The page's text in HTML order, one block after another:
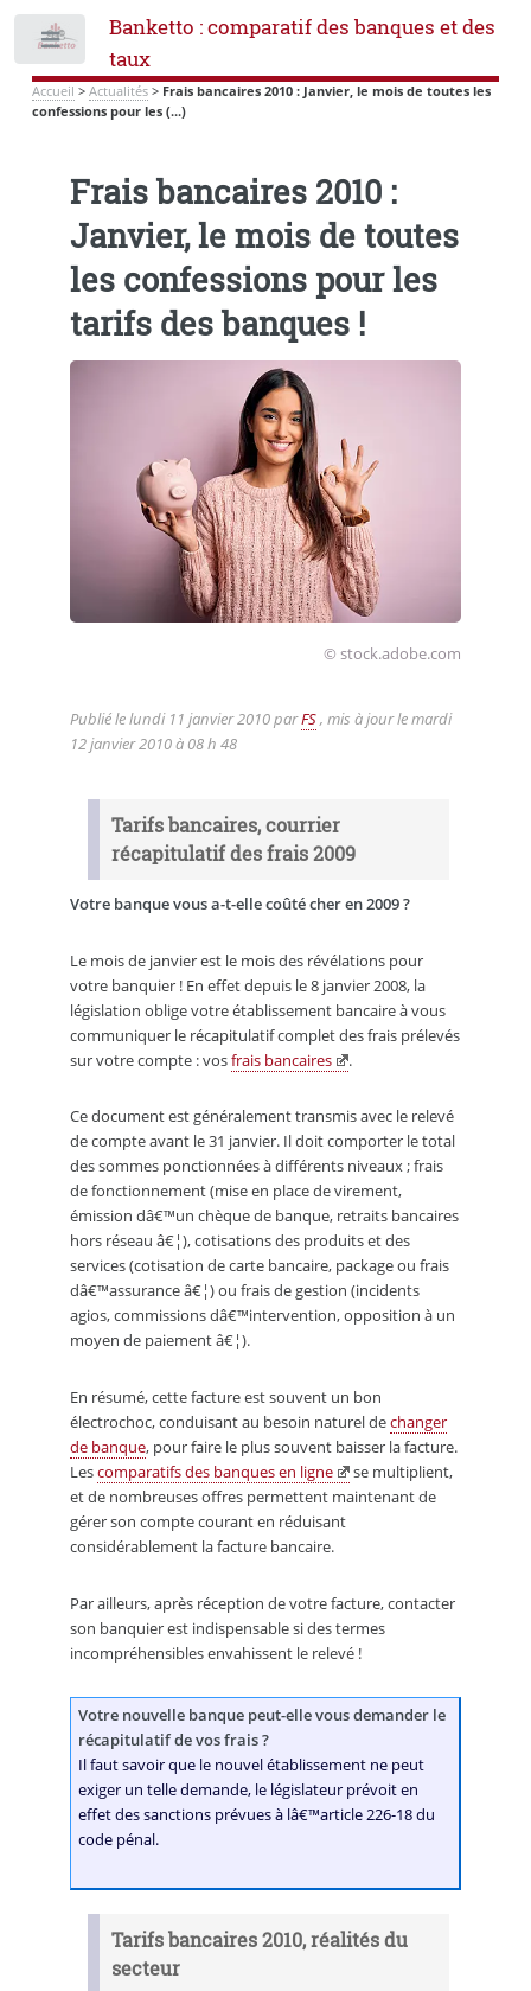
Banketto : comparatif des banques et des
taux
Accueil > Actualités> Frais bancaires 2010 : Janvier, le mois de toutes les
confessions pour les (...)
Frais bancaires 2010 :
Janvier, le mois de toutes
les confessions pour les
tarifs des banques !
© stock.adobe.com
Publié lelundi 11 janvier 2010parFS, mis à jour lemardi
12 janvier 2010 à 08 h 48
Tarifs bancaires, courrier
récapitulatif des frais 2009
Votre banque vous a-t-elle coûté cher en 2009 ?
Le mois de janvier est le mois des révélations pour
votre banquier ! En effet depuis le 8 janvier 2008, la
législation oblige votre établissement bancaire à vous
communiquer le récapitulatif complet des frais prélevés
sur votre compte : vosfrais bancaires .
Ce document est généralement transmis avec le relevé
de compte avant le 31 janvier. Il doit comporter le total
des sommes ponctionnées à différents niveaux ; frais
de fonctionnement (mise en place de virement,
émission dâ€™un chèque de banque, retraits bancaires
hors réseau â€¦), cotisations des produits et des
services (cotisation de carte bancaire, package ou frais
dâ€™assurance â€¦) ou frais de gestion (incidents
agios, commissions dâ€™intervention, opposition à un
moyen de paiement â€¦).
En résumé, cette facture est souvent un bon
électrochoc, conduisant au besoin naturel dechanger
de banque, pour faire le plus souvent baisser la facture.
Lescomparatifs des banques en ligne
se multiplient,
et de nombreuses offres permettent maintenant de
gérer son compte courant en réduisant
considérablement la facture bancaire.
Par ailleurs, après réception de votre facture, contacter
son banquier est indispensable si des termes
incompréhensibles envahissent le relevé !
Votre nouvelle banque peut-elle vous demander le
récapitulatif de vos frais ?
Il faut savoir que le nouvel établissement ne peut
exiger un telle demande, le législateur prévoit en
effet des sanctions prévues à lâ€™article 226-18 du
code pénal.
Tarifs bancaires 2010, réalités du
secteur